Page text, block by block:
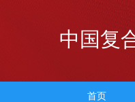
中国复
首页